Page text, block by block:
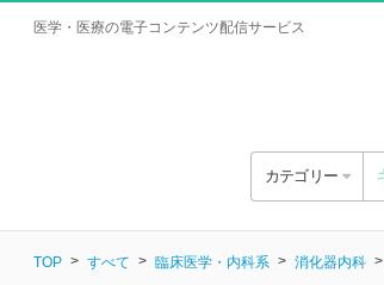
医学・医療の電子コンテンツ配信サービス
カテゴリー
TOP すべて 臨床医学・内科系 消化器内科